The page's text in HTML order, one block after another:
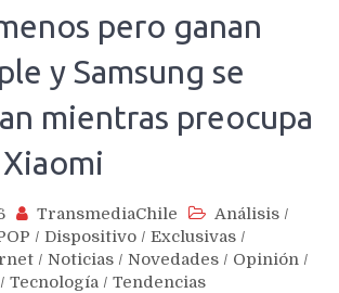
pero ganan
y Samsung se
mientras preocupa
TransmediaChile Análisis /
/ Dispositivo / Exclusivas /
/ Noticias / Novedades / Opinión /
/ Tecnología / Tendencias